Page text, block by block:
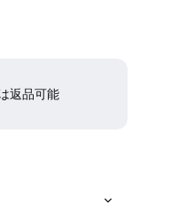
返品可能